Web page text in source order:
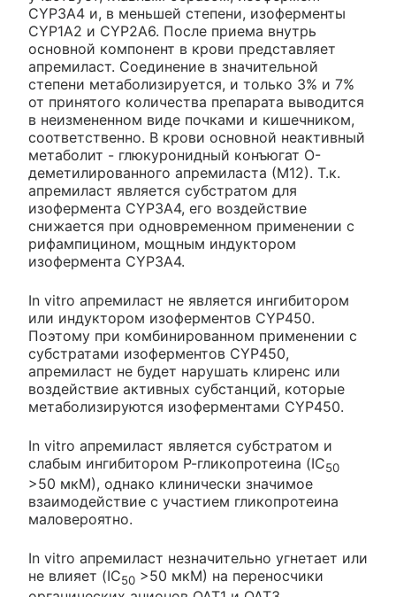
CYP3A4 и, в меньшей степени, изоферменты
CYP1A2 и CYP2A6. После приема внутрь
основной компонент в крови представляет
апремиласт. Соединение в значительной
степени метаболизируется, и только 3% и 7%
от принятого количества препарата выводится
в неизмененном виде почками и кишечником,
соответственно. В крови основной неактивный
метаболит - глюкуронидный конъюгат O-
деметилированного апремиласта (М12). Т.к.
апремиласт является субстратом для
изофермента CYP3A4, его воздействие
снижается при одновременном применении с
рифампицином, мощным индуктором
изофермента CYP3A4.
In vitro апремиласт не является ингибитором
или индуктором изоферментов CYP450.
Поэтому при комбинированном применении с
субстратами изоферментов CYP450,
апремиласт не будет нарушать клиренс или
воздействие активных субстанций, которые
метаболизируются изоферментами CYP450.
In vitro апремиласт является субстратом и
слабым ингибитором Р-гликопротеина (IC50
>50 мкМ), однако клинически значимое
взаимодействие с участием гликопротеина
маловероятно.
In vitro апремиласт незначительно угнетает или
не влияет (IC50 >50 мкМ) на переносчики